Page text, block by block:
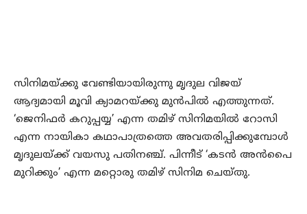
സിനിമയ്ക്കു വേണ്ടിയായിരുന്നു മൃദുല വിജയ്
ആദ്യമായി മൂവി ക്യാമറയ്ക്കു മുന്‍പില്‍ എത്തുന്നത്.
‘ജെനിഫര്‍ കറുപ്പയ്യ’ എന്ന തമിഴ് സിനിമയില്‍ റോസി
എന്ന നായികാ കഥാപാത്രത്തെ അവതരിപ്പിക്കുമ്പോള്‍
മൃദുലയ്ക്ക് വയസു പതിനഞ്ച്. പിന്നീട് ‘കടന്‍ അന്‍പൈ
മുറിക്കും’ എന്ന മറ്റൊരു തമിഴ് സിനിമ ചെയ്തു.